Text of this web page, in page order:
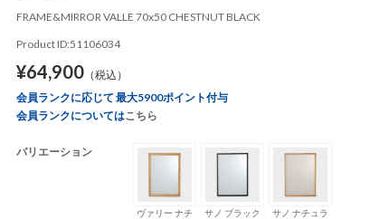
FRAME&MIRROR VALLE 70x50 CHESTNUT BLACK
Product ID:51106034
¥64,900（税込）
会員ランクに応じて 最大5900ポイント付与
会員ランクについてはこちら
バリエーション
ヴァリー ナチ
サノ ブラック
サノ ナチュラ